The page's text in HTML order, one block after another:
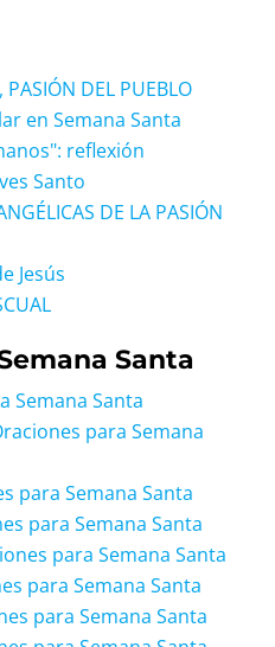
PASIÓN DEL PUEBLO
en Semana Santa
reflexión
Santo
DE LA PASIÓN
Jesús
Santa
Semana Santa
para Semana
para Semana Santa
para Semana Santa
para Semana Santa
para Semana Santa
para Semana Santa